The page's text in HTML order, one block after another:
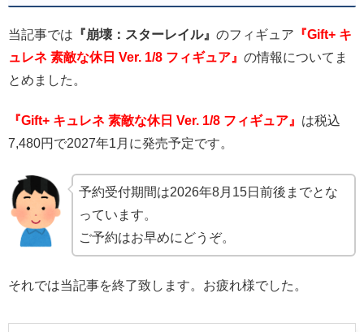
当記事では 『崩壊：スターレイル』 のフィギュア 『Gift+ キ
ュレネ 素敵な休日 Ver. 1/8 フィギュア』 の情報についてま
とめました。
『Gift+ キュレネ 素敵な休日 Ver. 1/8 フィギュア』 は税込
7,480円で2027年1月に発売予定です。
予約受付期間は2026年8月15日前後までとな
っています。
ご予約はお早めにどうぞ。
それでは当記事を終了致します。お疲れ様でした。